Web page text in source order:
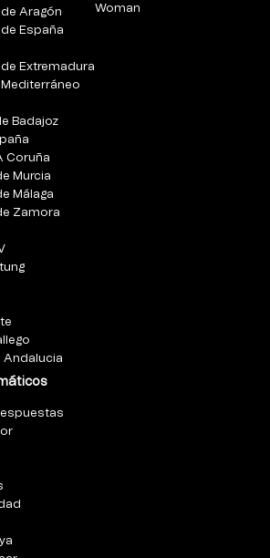
Aragón
España
Extremadura
Badajoz
Coruña
Murcia
Málaga
Zamora
Andalucia
Woman